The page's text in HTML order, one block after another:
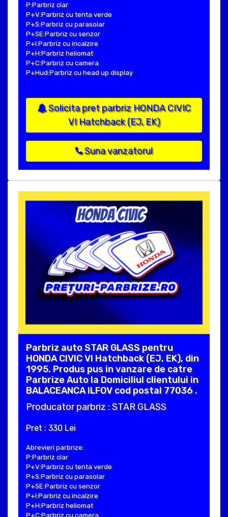
P:Parbriz clar
P+V:Parbriz cu tenta verde
P+S:Parbriz cu parasolar
P+SE:Parbriz cu senzor
P+I:Parbriz cu incalzire
P+H:Parbriz heliomat
P+C:Parbriz cu camera
P+Hud:Parbriz cu head up display
Solicita pret parbriz HONDA CIVIC
VI Hatchback (EJ, EK)
Suna vanzatorul
Parbriz auto STAR GLASS pentru
HONDA CIVIC VI Hatchback (EJ, EK), din
1995. Produs pus in vanzare de catre
Parbrize Auto la Domiciliul clientului in
BALACEANCA ILFOV cod postal 77036 .
Producator parbriz : STAR GLASS
Pret : 330 Lei
Abrevieri parbrize:
P:Parbriz clar
P+V:Parbriz cu tenta verde
P+S:Parbriz cu parasolar
P+SE:Parbriz cu senzor
P+I:Parbriz cu incalzire
P+H:Parbriz heliomat
P+C:Parbriz cu camera